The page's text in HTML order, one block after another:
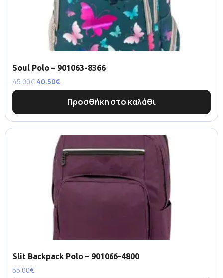
Soul Polo – 901063-8366
45.00€ 40.50€
Προσθήκη στο καλάθι
Slit Backpack Polo – 901066-4800
55.00€